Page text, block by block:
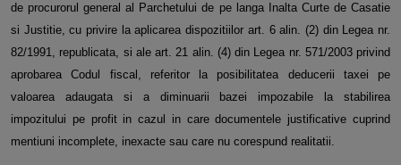
de procurorul general al Parchetului de pe langa Inalta Curte de Casatie
si Justitie, cu privire la aplicarea dispozitiilor art. 6 alin. (2) din Legea nr.
82/1991, republicata, si ale art. 21 alin. (4) din Legea nr. 571/2003 privind
aprobarea Codul fiscal, referitor la posibilitatea deducerii taxei pe
valoarea adaugata si a diminuarii bazei impozabile la stabilirea
impozitului pe profit in cazul in care documentele justificative cuprind
mentiuni incomplete, inexacte sau care nu corespund realitatii.